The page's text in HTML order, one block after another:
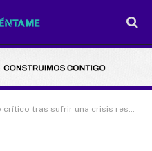
tras sufrir una crisis respiratoria